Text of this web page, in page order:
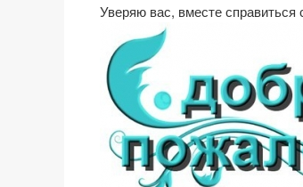
Уверяю вас, вместе